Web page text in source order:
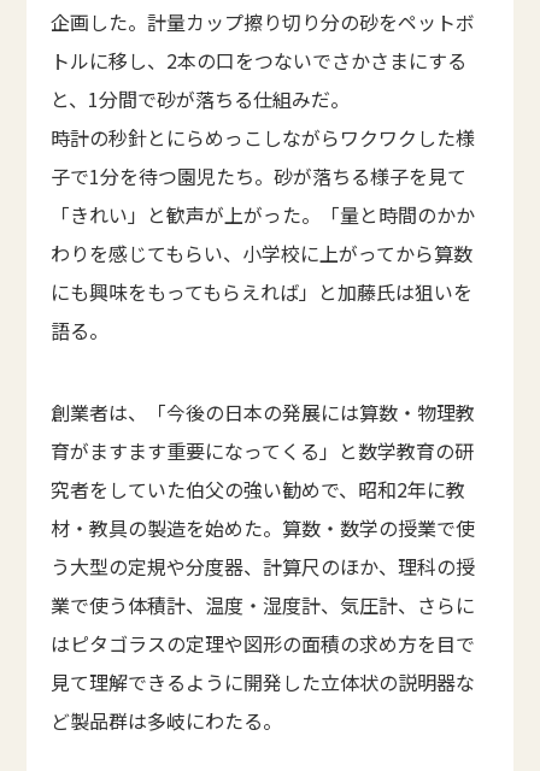
企画した。計量カップ擦り切り分の砂をペットボ
トルに移し、2本の口をつないでさかさまにする
と、1分間で砂が落ちる仕組みだ。
時計の秒針とにらめっこしながらワクワクした様
子で1分を待つ園児たち。砂が落ちる様子を見て
「きれい」と歓声が上がった。「量と時間のかか
わりを感じてもらい、小学校に上がってから算数
にも興味をもってもらえれば」と加藤氏は狙いを
語る。
創業者は、「今後の日本の発展には算数・物理教
育がますます重要になってくる」と数学教育の研
究者をしていた伯父の強い勧めで、昭和2年に教
材・教具の製造を始めた。算数・数学の授業で使
う大型の定規や分度器、計算尺のほか、理科の授
業で使う体積計、温度・湿度計、気圧計、さらに
はピタゴラスの定理や図形の面積の求め方を目で
見て理解できるように開発した立体状の説明器な
ど製品群は多岐にわたる。